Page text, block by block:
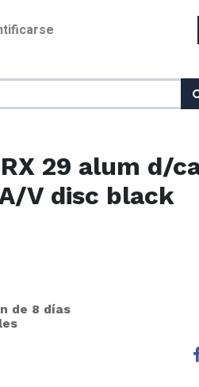
29 alum d/
V disc black
de 8 días